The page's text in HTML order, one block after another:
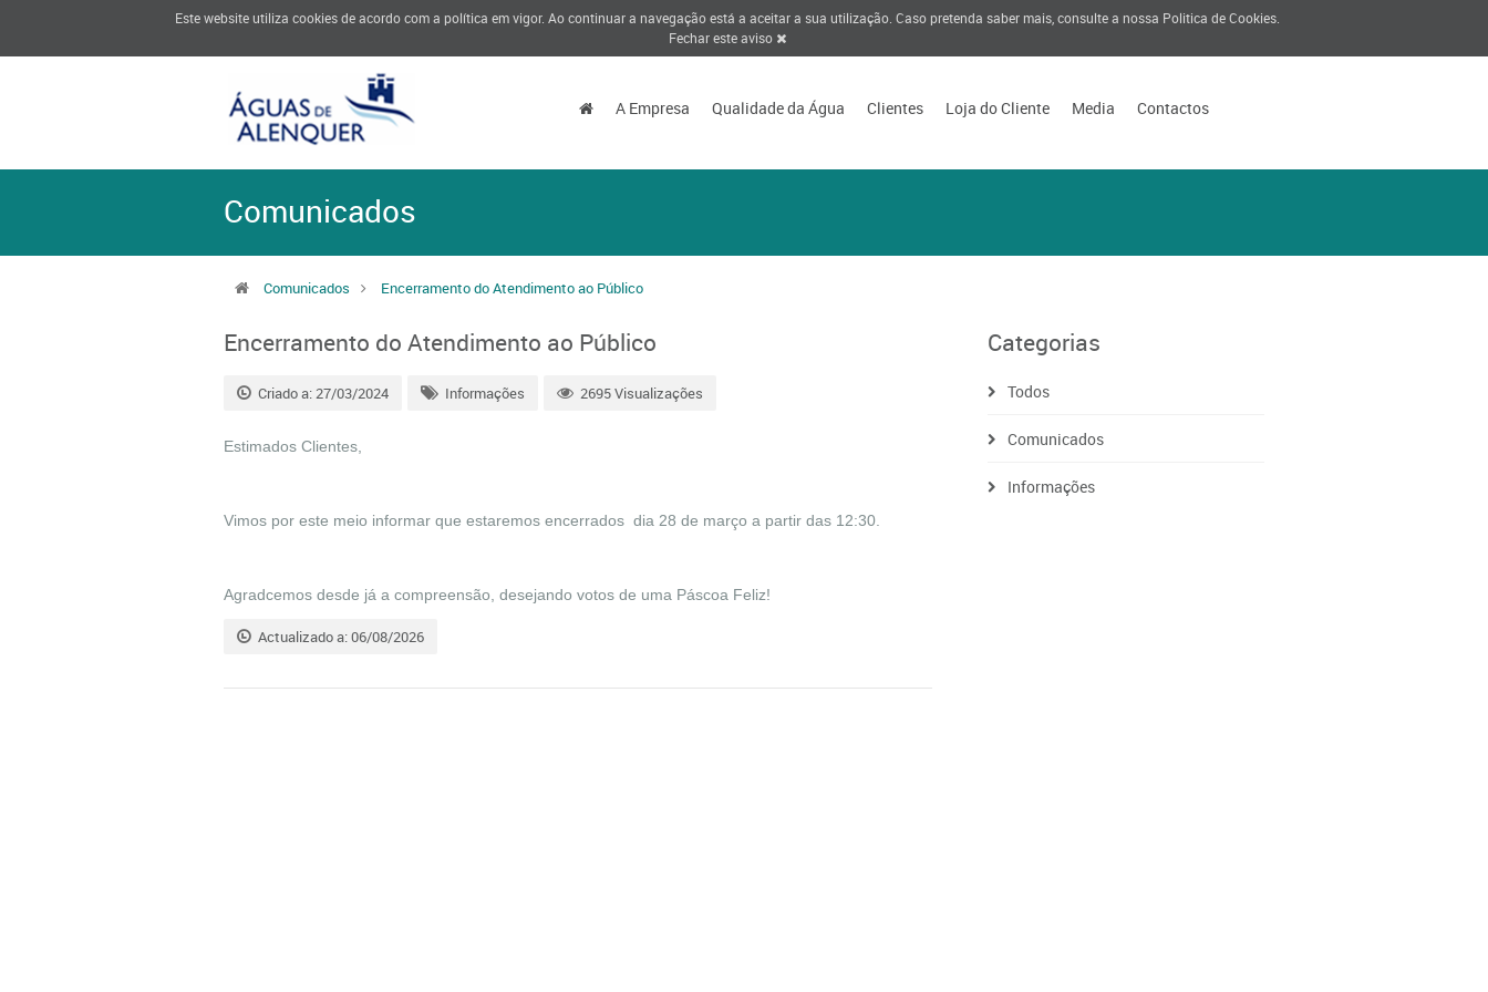
Este website utiliza cookies de acordo com a política em vigor. Ao continuar a navegação está a aceitar a sua utilização. Caso pretenda saber mais, consulte a nossa Politica de Cookies
Fechar este aviso
A Empresa Qualidade da Água Clientes Loja do Cliente Media Contactos
Comunicados
Comunicados Encerramento do Atendimento ao Público
Encerramento do Atendimento ao Público
Criado a: 27/03/2024 Informações 2695 Visualizações
Estimados Clientes,
Vimos por este meio informar que estaremos encerrados dia 28 de março a partir das 12:30.
Agradcemos desde já a compreensão, desejando votos de uma Páscoa Feliz!
Actualizado a: 06/08/2026
Categorias
Todos
Comunicados
Informações